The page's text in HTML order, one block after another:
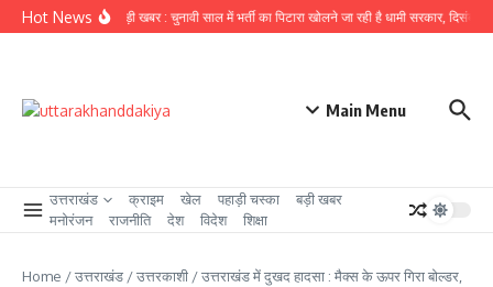
Skip to content
Hot News
उत्तराखंड से बड़ी खबर : चुनावी साल में भर्ती का पिटारा खोलने जा रही है धामी सरकार, दिसंबर
Main Menu
उत्तराखंड क्राइम खेल पहाड़ी चस्का
बड़ी खबर
मनोरंजन
राजनीति देश विदेश शिक्षा
Home /उत्तराखंड /उत्तरकाशी /उत्तराखंड में दुखद हादसा : मैक्स के ऊपर गिरा बोल्डर,